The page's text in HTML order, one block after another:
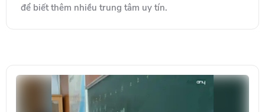
để biết thêm nhiều trung tâm uy tín.